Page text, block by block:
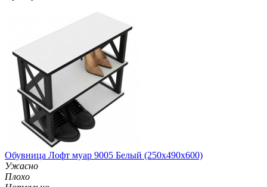
Обувница Лофт муар 9005 Белый (250х490х600)
Ужасно
Плохо